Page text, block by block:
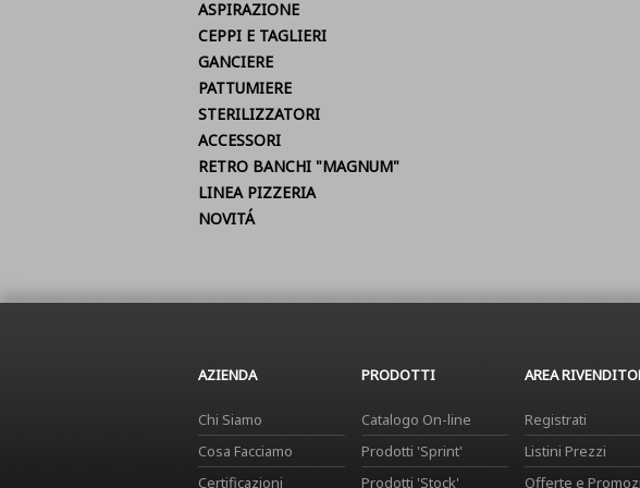
ASPIRAZIONE
CEPPI E TAGLIERI
GANCIERE
PATTUMIERE
STERILIZZATORI
ACCESSORI
RETRO BANCHI "MAGNUM"
LINEA PIZZERIA
NOVITÁ
AZIENDA
Chi Siamo
Cosa Facciamo
Certificazioni
PRODOTTI
Catalogo On-line
Prodotti 'Sprint'
Prodotti 'Stock'
AREA
Registrati
Listini Prezzi
Offerte e